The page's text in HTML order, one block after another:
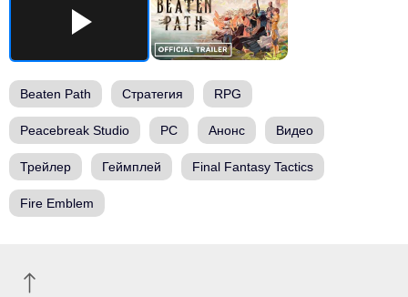
Beaten Path Стратегия RPG
Peacebreak Studio PC Анонс Видео
Трейлер Геймплей Final Fantasy Tactics
Fire Emblem